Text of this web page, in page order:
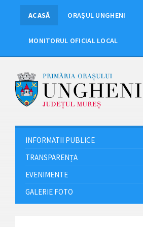
ACASĂ ORAȘUL UNGHENI
MONITORUL OFICIAL LOCAL
INFORMATII PUBLICE
TRANSPARENȚA
EVENIMENTE
GALERIE FOTO